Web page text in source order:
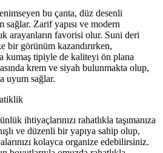
bu çanta, düz desenli
sağlar. Zarif yapısı ve modern
arayanların favorisi olur. Suni deri
bir görünüm kazandırırken,
kumaş tipiyle de kaliteyi ön plana
krem ve siyah bulunmakta olup,
uyum sağlar.
ihtiyaçlarınızı rahatlıkla taşımanıza
ve düzenli bir yapıya sahip olup,
kolayca organize edebilirsiniz.